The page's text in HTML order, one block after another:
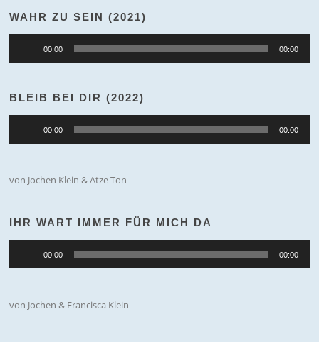
WAHR ZU SEIN (2021)
00:00 00:00
BLEIB BEI DIR (2022)
00:00 00:00
von Jochen Klein & Atze Ton
IHR WART IMMER FÜR MICH DA
00:00 00:00
von Jochen & Francisca Klein